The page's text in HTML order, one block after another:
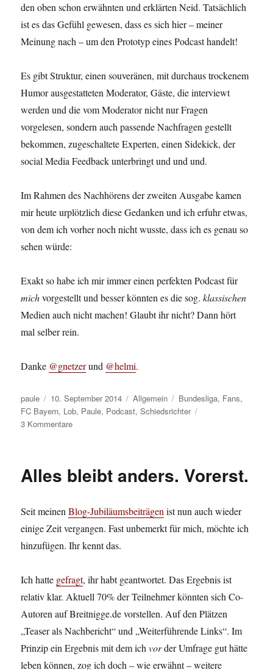
den oben schon erwähnten und erklärten Neid. Tatsächlich
ist es das Gefühl gewesen, dass es sich hier – meiner
Meinung nach – um den Prototyp eines Podcast handelt!
Es gibt Struktur, einen souveränen, mit durchaus trockenem
Humor ausgestatteten Moderator, Gäste, die interviewt
werden und die vom Moderator nicht nur Fragen
vorgelesen, sondern auch passende Nachfragen gestellt
bekommen, zugeschaltete Experten, einen Sidekick, der
social Media Feedback unterbringt und und und.
Im Rahmen des Nachhörens der zweiten Ausgabe kamen
mir heute urplötzlich diese Gedanken und ich erfuhr etwas,
von dem ich vorher noch nicht wusste, dass ich es genau so
sehen würde:
Exakt so habe ich mir immer einen perfekten Podcast für
michvorgestellt und besser könnten es die sog.klassischen
Medien auch nicht machen! Glaubt ihr nicht? Dann hört
mal selber rein.
Danke @gnetzerund @helmi.
Autor
paule
Veröffentlicht
am
10. September 2014 Kategorien
Allgemein Schlagwörter
Bundesliga, Fans,
FC Bayern, Lob, Paule, Podcast,Schiedsrichter
3 Kommentarezu
Hudelei
Alles bleibt anders. Vorerst.
Seit meinenBlog-Jubiläumsbeiträgenist nun auch wieder
einige Zeit vergangen. Fast unbemerkt für mich, möchte ich
hinzufügen. Ihr kennt das.
Ich hatte gefragt, ihr habt geantwortet. Das Ergebnis ist
relativ klar. Aktuell 70% der Teilnehmer könnten sich Co-
Autoren auf Breitnigge.de vorstellen. Auf den Plätzen
„Teaser als Nachbericht“ und „Weiterführende Links“. Im
Prinzip ein Ergebnis mit dem ichvorder Umfrage gut hätte
leben können, zog ich doch – wie erwähnt – weitere